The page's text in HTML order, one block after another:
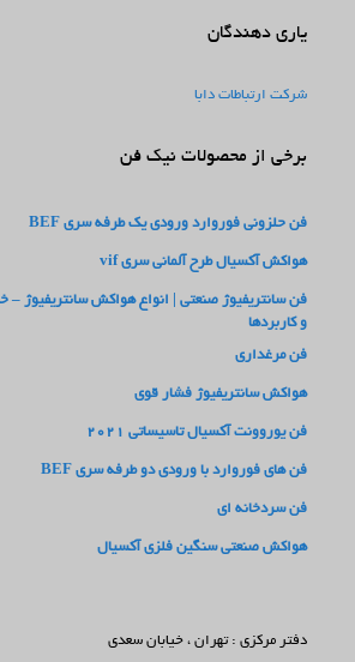
یاری دهندگان
شرکت ارتباطات دابا
برخی از محصولات نیک فن
فن حلزونی فوروارد ورودی یک طرفه سری BEF
هواکش آکسیال طرح آلمانی سری vif
فن سانتریفیوژ صنعتی | انواع هواکش سانتریفیوژ
و کاربردها
فن مرغداری
هواکش سانتریفیوژ فشار قوی
فن یوروونت آکسیال تاسیساتی 2021
فن های فوروارد با ورودی دو طرفه سری BEF
فن سردخانه ای
هواکش صنعتی سنگین فلزی آکسیال
دفتر مرکزی : تهران ، خیابان سعدی